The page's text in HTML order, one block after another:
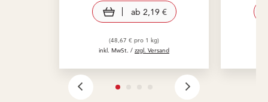
view product
ab 2,19 €
(48,67 € pro 1 kg)
inkl. MwSt. / zzgl. Versand